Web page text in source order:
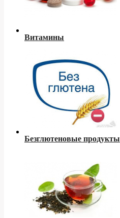
Витамины
Безглютеновые продукты